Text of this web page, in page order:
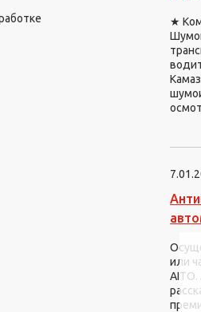
★
или